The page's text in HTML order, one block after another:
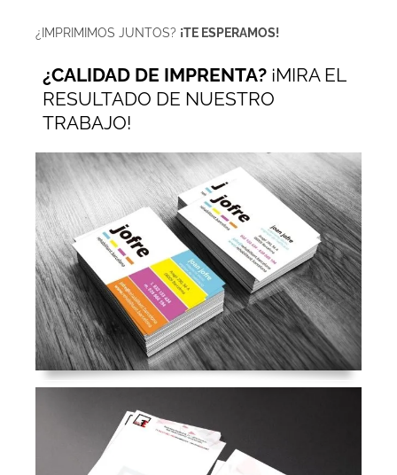
¿IMPRIMIMOS JUNTOS? ¡TE ESPERAMOS!
¿CALIDAD DE IMPRENTA? ¡MIRA EL
RESULTADO DE NUESTRO
TRABAJO!